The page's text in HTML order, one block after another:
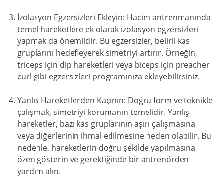
İzolasyon Egzersizleri Ekleyin: Hacim antrenmanında
temel hareketlere ek olarak izolasyon egzersizleri
yapmak da önemlidir. Bu egzersizler, belirli kas
gruplarını hedefleyerek simetriyi artırır. Örneğin,
triceps için dip hareketleri veya biceps için preacher
curl gibi egzersizleri programınıza ekleyebilirsiniz.
Yanlış Hareketlerden Kaçının: Doğru form ve teknikle
çalışmak, simetriyi korumanın temelidir. Yanlış
hareketler, bazı kas gruplarının aşırı çalışmasına
veya diğerlerinin ihmal edilmesine neden olabilir. Bu
nedenle, hareketlerin doğru şekilde yapılmasına
özen gösterin ve gerektiğinde bir antrenörden
yardım alın.